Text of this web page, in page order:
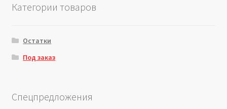
Категории товаров
Остатки
Под заказ
Спецпредложения